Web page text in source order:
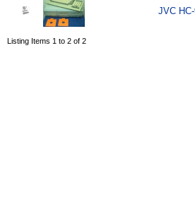
JVC
Listing Items 1 to 2 of 2